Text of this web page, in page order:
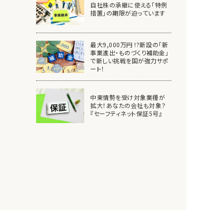
自社株の承継に使える「特例
措置」の期限が迫っています
最大9,000万円 !?新設の「新
事業進出・ものづくり補助金」
で新しい挑戦を国が強力サポ
ート！
中東情勢を受け対象業種が
拡大！あなたの会社も対象？
『セーフティネット保証5号』